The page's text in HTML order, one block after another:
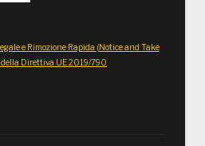
e Rimozione Rapida (Notice and Take
della Direttiva UE 2019/790